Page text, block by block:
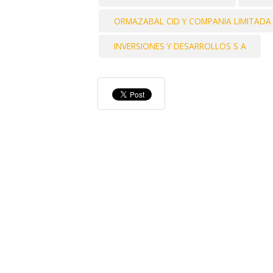
ORMAZABAL CID Y COMPANIA LIMITADA
INVERSIONES Y DESARROLLOS S A